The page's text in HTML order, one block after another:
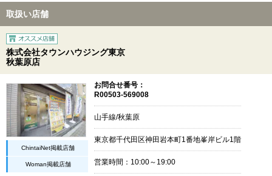
取扱い店舗
株式会社タウンハウジング東京
秋葉原店
ChintaiNet掲載店舗
Woman掲載店舗
お問合せ番号：
R00503-569008
山手線/秋葉原
東京都千代田区神田岩本町1番地峯岸ビル1階
営業時間：10:00～19:00